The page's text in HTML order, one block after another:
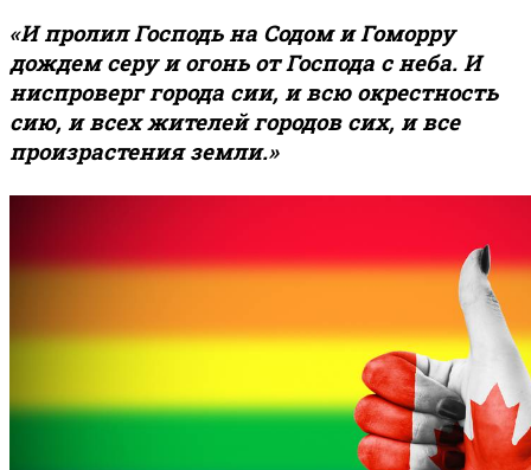
«И пролил Господь на Содом и Гоморру
дождем серу и огонь от Господа с неба. И
ниспроверг города сии, и всю окрестность
сию, и всех жителей городов сих, и все
произрастения земли.»